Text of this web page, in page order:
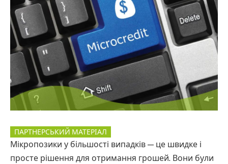
ПАРТНЕРСЬКИЙ МАТЕРІАЛ
Мікропозики у більшості випадків — це швидке і
просте рішення для отримання грошей. Вони були